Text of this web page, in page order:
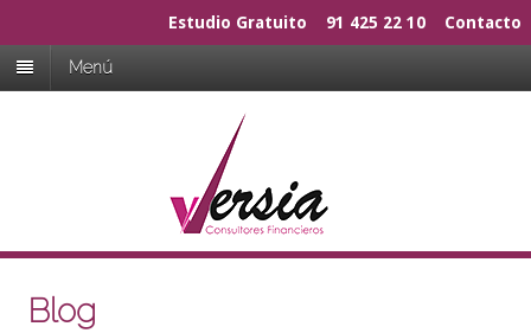
Contacto
91 425 22 10
Estudio Gratuito
Menú
Blog